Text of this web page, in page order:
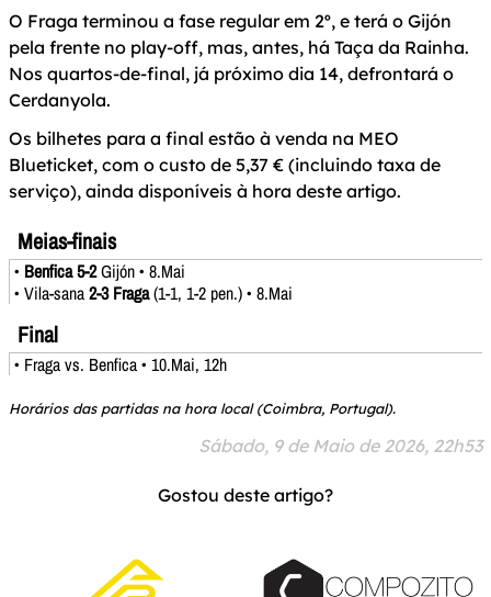
O Fraga terminou a fase regular em 2º, e terá o Gijón
pela frente no play-off, mas, antes, há Taça da Rainha.
Nos quartos-de-final, já próximo dia 14, defrontará o
Cerdanyola.
Os bilhetes para a final estão à venda na MEO
Blueticket, com o custo de 5,37 € (incluindo taxa de
serviço), ainda disponíveis à hora deste artigo.
Meias-finais
• Benfica 5-2Gijón • 8.Mai
• Vila-sana2-3 Fraga(1-1, 1-2 pen.) • 8.Mai
Final
• Fraga vs. Benfica • 10.Mai, 12h
Horários das partidas na hora local (Coimbra, Portugal).
Sábado, 9 de Maio de 2026, 22h53
Gostou deste artigo?